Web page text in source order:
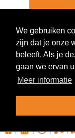
| | | |
We gebruiken
zijn dat je onze
beleeft. Als je
gaan we ervan
Meer informatie